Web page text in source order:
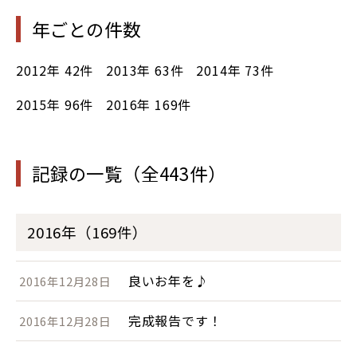
年ごとの件数
2012年 42件 2013年63件 2014年 73件
2015年 96件 2016年 169件
記録の一覧（全443件）
2016年（169件）
2016年12月28日 良いお年を♪
2016年12月28日 完成報告です！